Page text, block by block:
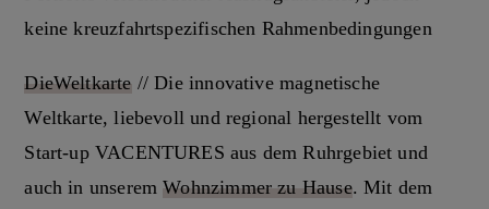
keine kreuzfahrtspezifischen Rahmenbedingungen
DieWeltkarte // Die innovative magnetische
Weltkarte, liebevoll und regional hergestellt vom
Start-up VACENTURES aus dem Ruhrgebiet und
auch in unseremWohnzimmer zu Hause. Mit dem